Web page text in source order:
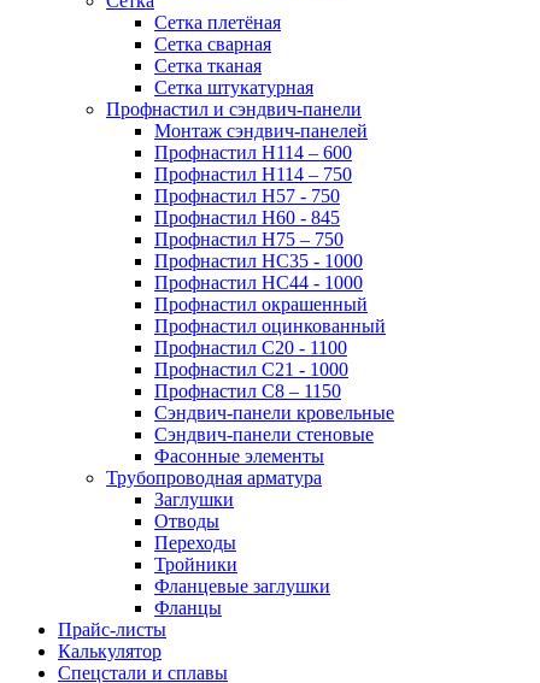
Сетка плетёная
Сетка сварная
Сетка тканая
Сетка штукатурная
Профнастил и сэндвич-панели
Монтаж сэндвич-панелей
Профнастил Н114 – 600
Профнастил Н114 – 750
Профнастил Н57 - 750
Профнастил Н60 - 845
Профнастил Н75 – 750
Профнастил НС35 - 1000
Профнастил НС44 - 1000
Профнастил окрашенный
Профнастил оцинкованный
Профнастил С20 - 1100
Профнастил С21 - 1000
Профнастил С8 – 1150
Сэндвич-панели кровельные
Сэндвич-панели стеновые
Фасонные элементы
Трубопроводная арматура
Заглушки
Отводы
Переходы
Тройники
Фланцевые заглушки
Фланцы
Прайс-листы
Калькулятор
Спецстали и сплавы